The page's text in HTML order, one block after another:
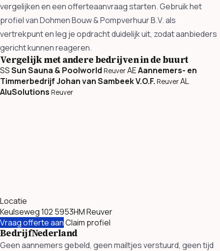
vergelijken en een offerteaanvraag starten. Gebruik het
profiel van Dohmen Bouw & Pompverhuur B.V. als
vertrekpunt en leg je opdracht duidelijk uit, zodat aanbieders
gericht kunnen reageren.
Vergelijk met andere bedrijven in de buurt
SSSun Sauna & Poolworld ReuverAEAannemers- en
Timmerbedrijf Johan van Sambeek V.O.F. ReuverAL
AluSolutions Reuver
Locatie
Keulseweg 102 5953HM Reuver
Vraag offerte aanClaim profiel
BedrijfNederland
Geen aannemers gebeld, geen mailtjes verstuurd, geen tijd